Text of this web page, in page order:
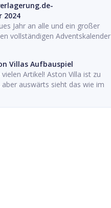
2024
Jahr an alle und ein großer
vollständigen Adventskalender
Villas Aufbauspiel
Artikel! Aston Villa ist zu
auswärts sieht das wie im